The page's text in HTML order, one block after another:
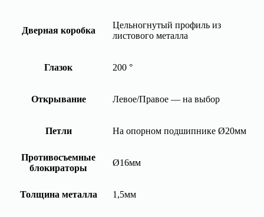
Дверная коробка
Цельногнутый профиль из
листового металла
Глазок 200 °
Открывание Левое/Правое — на выбор
Петли На опорном подшипнике Ø20мм
Противосъемные
блокираторы
Ø16мм
Толщина металла 1,5мм